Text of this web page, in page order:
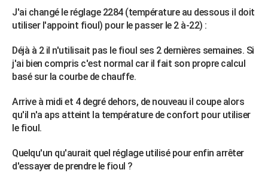
J'ai changé le réglage 2284 (température au dessous il doit
utiliser l'appoint fioul) pour le passer le 2 à-22) :
Déjà à 2 il n'utilisait pas le fioul ses 2 dernières semaines. Si
j'ai bien compris c'est normal car il fait son propre calcul
basé sur la courbe de chauffe.
Arrive à midi et 4 degré dehors, de nouveau il coupe alors
qu'il n'a aps atteint la température de confort pour utiliser
le fioul.
Quelqu'un qu'aurait quel réglage utilisé pour enfin arrêter
d'essayer de prendre le fioul ?